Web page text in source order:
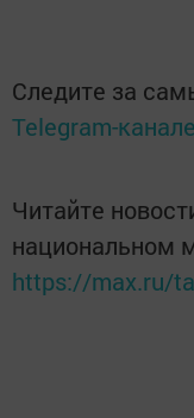
Следите за
Telegram-канале
Читайте
национальном
https://max.ru/